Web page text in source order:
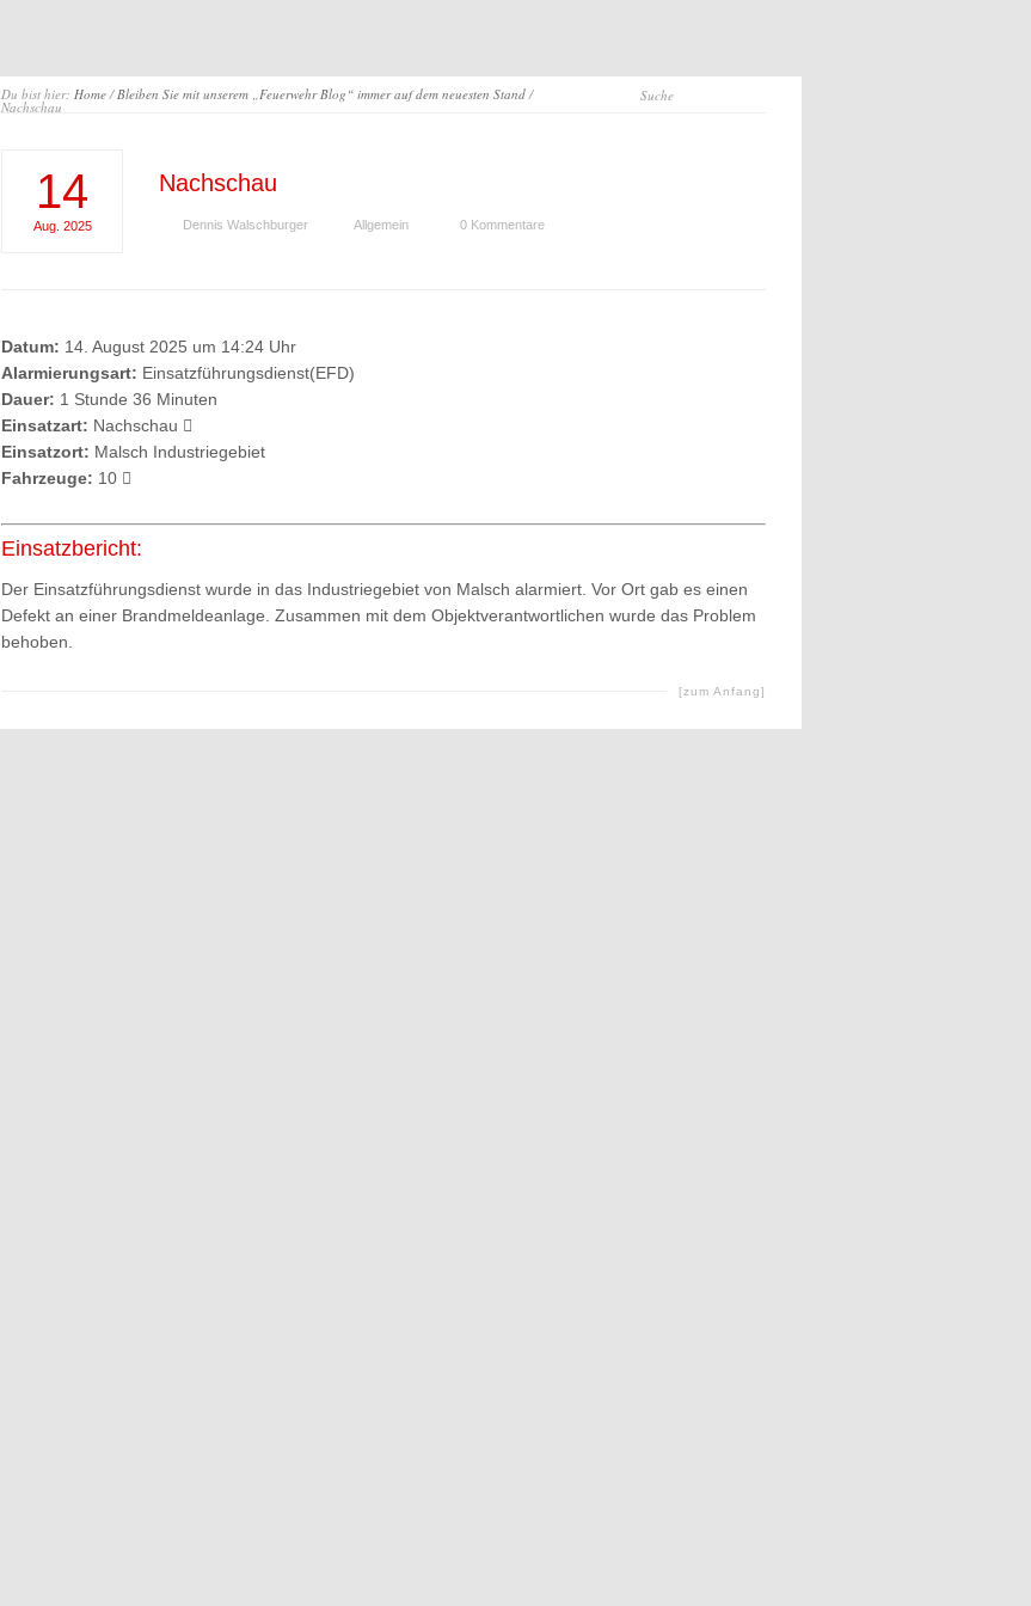
Du bist hier: Home/Bleiben Sie mit unserem „Feuerwehr Blog“ immer auf dem neuesten Stand/
Nachschau
14
Aug. 2025
Nachschau
Dennis Walschburger Allgemein 0 Kommentare
Datum: 14. August 2025 um 14:24 Uhr
Alarmierungsart: Einsatzführungsdienst(EFD)
Dauer: 1 Stunde 36 Minuten
Einsatzart: Nachschau
Einsatzort: Malsch Industriegebiet
Fahrzeuge: 10
Einsatzbericht:
Der Einsatzführungsdienst wurde in das Industriegebiet von Malsch alarmiert. Vor Ort gab es einen
Defekt an einer Brandmeldeanlage. Zusammen mit dem Objektverantwortlichen wurde das Problem
behoben.
[zum Anfang]